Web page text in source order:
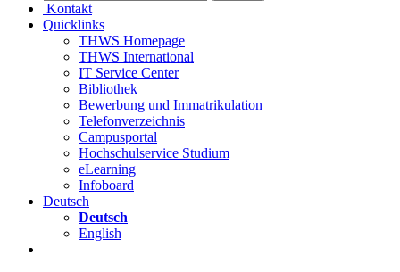
Kontakt
Quicklinks
THWS Homepage
THWS International
IT Service Center
Bibliothek
Bewerbung und Immatrikulation
Telefonverzeichnis
Campusportal
Hochschulservice Studium
eLearning
Infoboard
Deutsch
Deutsch
English